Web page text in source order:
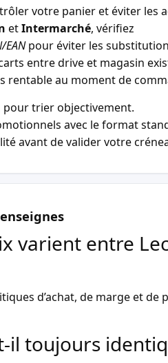
votre panier et éviter les
etIntermarché, vérifiez
EANpour éviter les
entre drive et magasin
rentable au moment de
pour trier objectivement.
avec le format
avant de valider votre
varient entre
d’achat, de marge et de
il toujours